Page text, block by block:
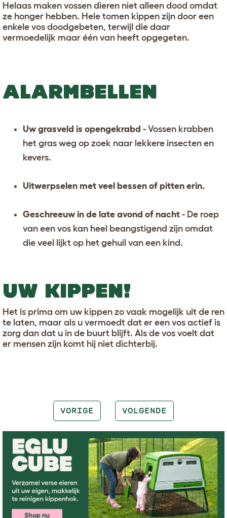
Helaas maken vossen dieren niet alleen dood omdat
ze honger hebben. Hele tomen kippen zijn door een
enkele vos doodgebeten, terwijl die daar
vermoedelijk maar één van heeft opgegeten.
ALARMBELLEN
Uw grasveld is opengekrabd - Vossen krabben
het gras weg op zoek naar lekkere insecten en
kevers.
Uitwerpselen met veel bessen of pitten erin.
Geschreeuw in de late avond of nacht - De roep
van een vos kan heel beangstigend zijn omdat
die veel lijkt op het gehuil van een kind.
UW KIPPEN!
Het is prima om uw kippen zo vaak mogelijk uit de ren
te laten, maar als u vermoedt dat er een vos actief is
zorg dan dat u in de buurt blijft. Als de vos voelt dat
er mensen zijn komt hij niet dichterbij.
VORIGE VOLGENDE